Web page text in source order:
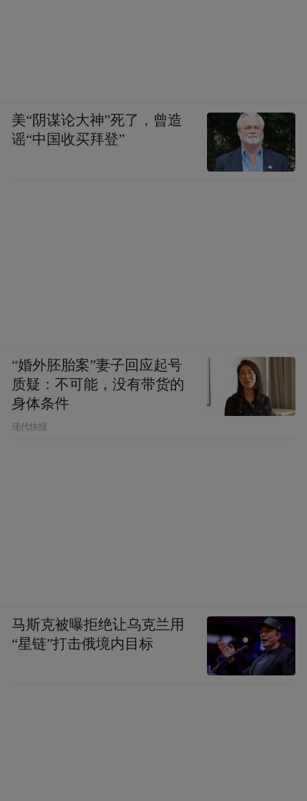
美“阴谋论大神”死了，曾造
谣“中国收买拜登”
“婚外胚胎案”妻子回应起号
质疑：不可能，没有带货的
身体条件
现代快报
马斯克被曝拒绝让乌克兰用
“星链”打击俄境内目标